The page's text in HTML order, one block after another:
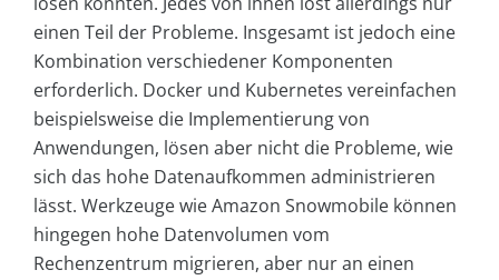
einen Teil der Probleme. Insgesamt ist jedoch eine
Kombination verschiedener Komponenten
erforderlich. Docker und Kubernetes vereinfachen
beispielsweise die Implementierung von
Anwendungen, lösen aber nicht die Probleme, wie
sich das hohe Datenaufkommen administrieren
lässt. Werkzeuge wie Amazon Snowmobile können
hingegen hohe Datenvolumen vom
Rechenzentrum migrieren, aber nur an einen